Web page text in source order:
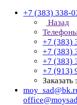
+7 (383) 338-
Назад
+7 (383)
+7 (383)
+7 (383)
+7 (913)
Заказать